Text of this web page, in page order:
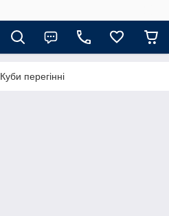
Куби перегінні